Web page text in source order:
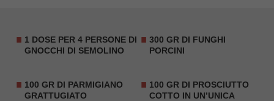
1 DOSE PER 4 PERSONE DI
GNOCCHI DI SEMOLINO
300 GR DI FUNGHI
PORCINI
100 GR DI PARMIGIANO
GRATTUGIATO
100 GR DI PROSCIUTTO
COTTO IN UN’UNICA